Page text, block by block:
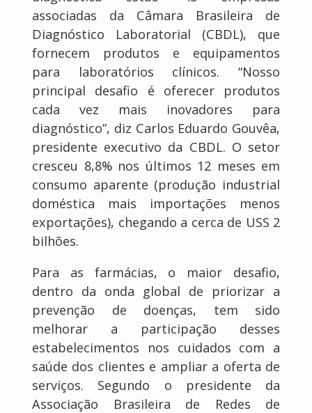
associadas da Câmara Brasileira de
Diagnóstico Laboratorial (CBDL), que
fornecem produtos e equipamentos
para laboratórios clínicos. “Nosso
principal desafio é oferecer produtos
cada vez mais inovadores para
diagnóstico”, diz Carlos Eduardo Gouvêa,
presidente executivo da CBDL. O setor
cresceu 8,8% nos últimos 12 meses em
consumo aparente (produção industrial
doméstica mais importações menos
exportações), chegando a cerca de USS 2
bilhões.
Para as farmácias, o maior desafio,
dentro da onda global de priorizar a
prevenção de doenças, tem sido
melhorar a participação desses
estabelecimentos nos cuidados com a
saúde dos clientes e ampliar a oferta de
serviços. Segundo o presidente da
Associação Brasileira de Redes de